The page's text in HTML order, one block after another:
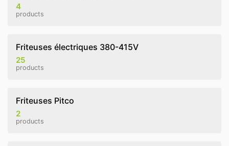
4
products
Friteuses électriques 380-415V
25
products
Friteuses Pitco
2
products